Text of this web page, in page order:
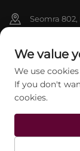
Seomra
+86-
[email
Ceart chun
CO.,LTD. Cuireadh
We value
We use
If you don't
cookies.